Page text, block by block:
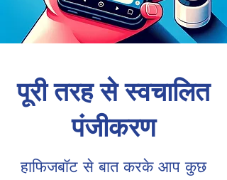
पूरी तरह से स्वचालित
पंजीकरण
हाफिजबॉट से बात करके आप कुछ